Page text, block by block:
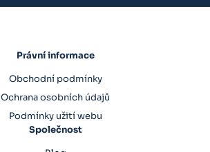
Právní informace
Obchodní podmínky
Ochrana osobních údajů
Podmínky užití webu
Společnost